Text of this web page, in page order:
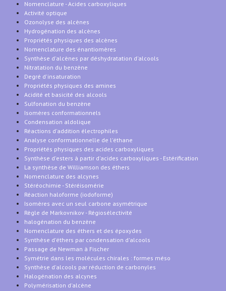
Nomenclature - Acides carboxyliques
Activité optique
Ozonolyse des alcènes
Hydrogénation des alcènes
Propriétés physiques des alcènes
Nomenclature des énantiomères
Synthèse d'alcènes par déshydratation d'alcools
Nitratation du benzène
Degré d'insaturation
Propriétés physiques des amines
Acidité et basicité des alcools
Sulfonation du benzène
Isomères conformationnels
Condensation aldolique
Réactions d'addition électrophiles
Analyse conformationnelle de l'éthane
Propriétés physiques des acides carboxyliques
Synthèse d'esters à partir d'acides carboxyliques - Estérification
La synthèse de Williamson des éthers
Nomenclature des alcynes
Stéréochimie - Stéréisomérie
Réaction haloforme (iodoforme)
Isomères avec un seul carbone asymétrique
Règle de Markovnikov - Régiosélectivité
halogénation du benzène
Nomenclature des éthers et des époxydes
Synthèse d'éthers par condensation d'alcools
Passage de Newman à Fischer
Symétrie dans les molécules chirales : formes méso
Synthèse d'alcools par réduction de carbonyles
Halogénation des alcynes
Polymérisation d'alcène